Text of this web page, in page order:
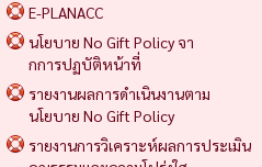
E-PLANACC
นโยบาย No Gift Policy จา
กการปฏบัติหน้าที่
รายงานผลการดำเนินงานตาม
นโยบาย No Gift Policy
รายงานการวิเคราะห์ผลการประเมิน